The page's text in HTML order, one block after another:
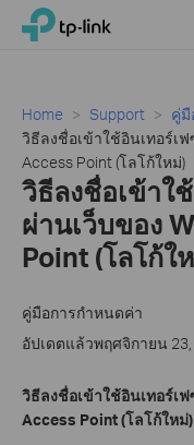
Click
navigation
bar
TP-Link, Reliably Smart
Home Support
คู่มื
วิธีลงชื่อเข้าใช้อินเทอร์เ
Access Point (โลโก้ใหม่)
วิธีลงชื่อเข้าใ
ผ่านเว็บของ
Point (โลโก้ใ
คู่มือการกำหนดค่า
อัปเดตแล้วพฤศจิกายน 23,
วิธีลงชื่อเข้าใช้อินเทอร์เ
Access Point (โลโก้ใหม่)